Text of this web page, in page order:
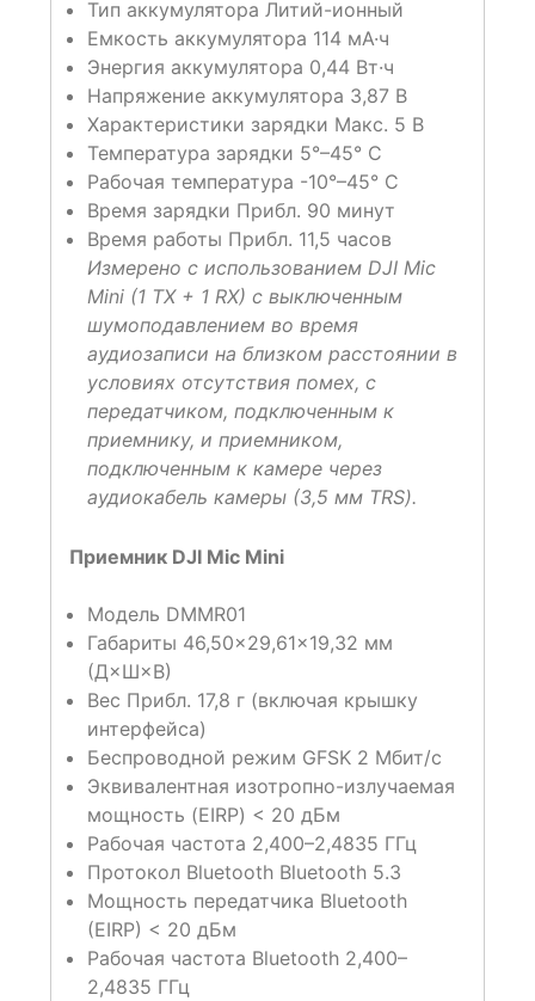
Тип аккумулятора Литий-ионный
Емкость аккумулятора 114 мА·ч
Энергия аккумулятора 0,44 Вт·ч
Напряжение аккумулятора 3,87 В
Характеристики зарядки Макс. 5 В
Температура зарядки 5°–45° C
Рабочая температура -10°–45° C
Время зарядки Прибл. 90 минут
Время работы Прибл. 11,5 часов
Измерено с использованием DJI Mic
Mini (1 TX + 1 RX) с выключенным
шумоподавлением во время
аудиозаписи на близком расстоянии в
условиях отсутствия помех, с
передатчиком, подключенным к
приемнику, и приемником,
подключенным к камере через
аудиокабель камеры (3,5 мм TRS).
Приемник DJI Mic Mini
Модель DMMR01
Габариты 46,50×29,61×19,32 мм
(Д×Ш×В)
Вес Прибл. 17,8 г (включая крышку
интерфейса)
Беспроводной режим GFSK 2 Мбит/с
Эквивалентная изотропно-излучаемая
мощность (EIRP) < 20 дБм
Рабочая частота 2,400–2,4835 ГГц
Протокол Bluetooth Bluetooth 5.3
Мощность передатчика Bluetooth
(EIRP) < 20 дБм
Рабочая частота Bluetooth 2,400–
2,4835 ГГц